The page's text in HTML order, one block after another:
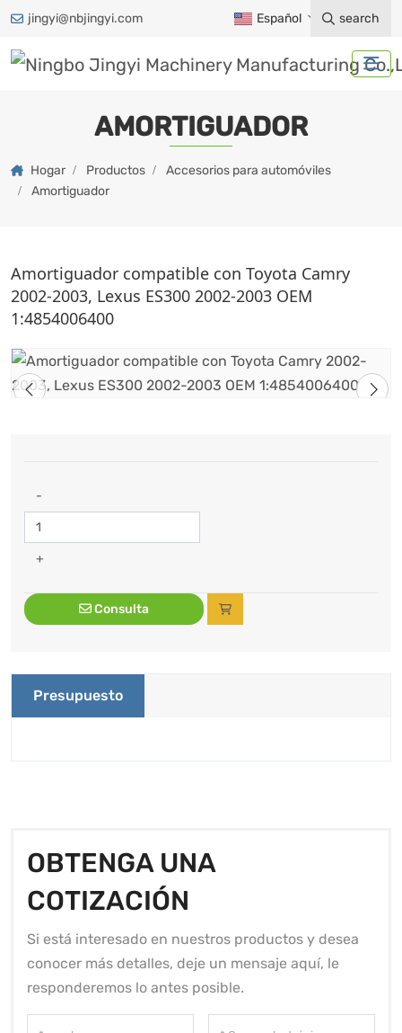
jingyi@nbjingyi.com Español search
AMORTIGUADOR
Hogar Productos
Accesorios para automóviles
Amortiguador
Amortiguador compatible con Toyota Camry
2002-2003, Lexus ES300 2002-2003 OEM
1:4854006400
-
+
Consulta
Presupuesto
OBTENGA UNA
COTIZACIÓN
Si está interesado en nuestros productos y desea
conocer más detalles, deje un mensaje aquí, le
responderemos lo antes posible.